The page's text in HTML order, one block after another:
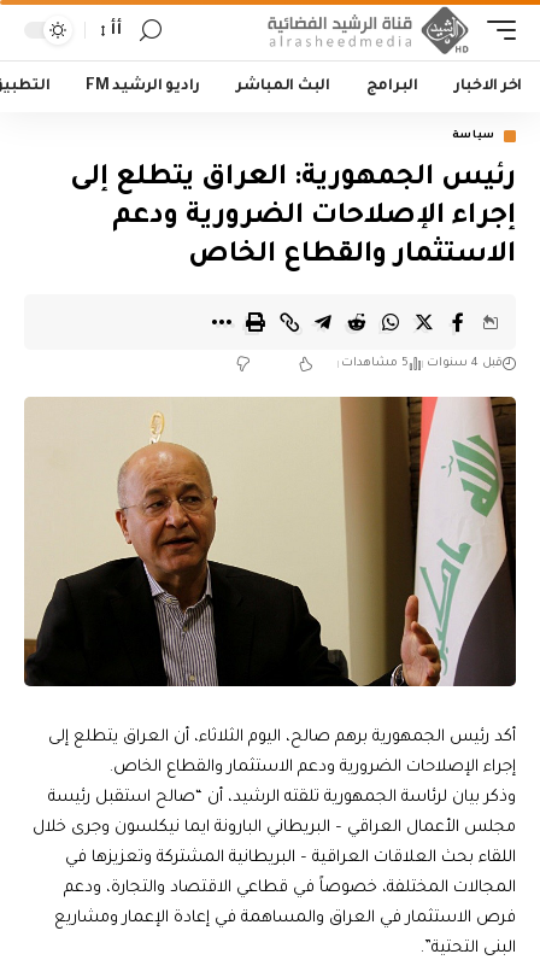
أأ
اخر الاخبار البرامج البث المباشر راديو الرشيد FM
سياسة
رئيس الجمهورية: العراق يتطلع إلى
إجراء الإصلاحات الضرورية ودعم
الاستثمار والقطاع الخاص
قبل 4 سنوات 5 مشاهدات
أكد رئيس الجمهورية برهم صالح، اليوم الثلاثاء، أن العراق يتطلع إلى
إجراء الإصلاحات الضرورية ودعم الاستثمار والقطاع الخاص.
وذكر بيان لرئاسة الجمهورية تلقته الرشيد، أن “صالح استقبل رئيسة
مجلس الأعمال العراقي – البريطاني البارونة ايما نيكلسون وجرى خلال
اللقاء بحث العلاقات العراقية – البريطانية المشتركة وتعزيزها في
المجالات المختلفة، خصوصاً في قطاعي الاقتصاد والتجارة، ودعم
فرص الاستثمار في العراق والمساهمة في إعادة الإعمار ومشاريع
البنى التحتية”.